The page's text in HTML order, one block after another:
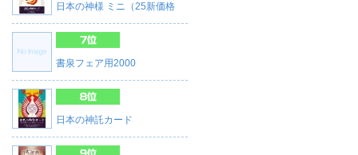
日本の神様 ミニ（25新価格
書泉フェア用2000
日本の神託カード